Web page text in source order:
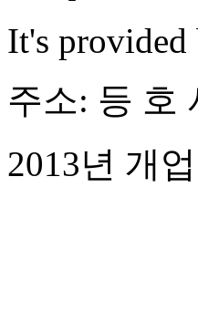
It's provided
주소: 등 호
2013년 개